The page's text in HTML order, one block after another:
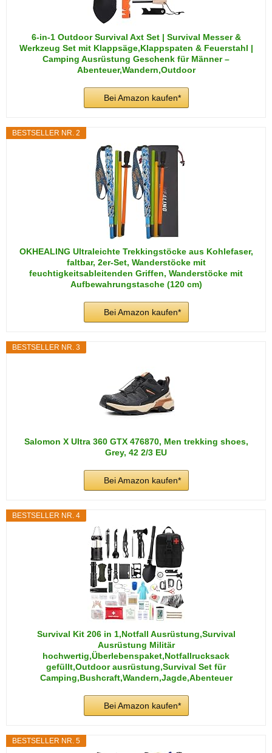
6-in-1 Outdoor Survival Axt Set | Survival Messer &
Werkzeug Set mit Klappsäge,Klappspaten & Feuerstahl |
Camping Ausrüstung Geschenk für Männer –
Abenteuer,Wandern,Outdoor
Bei Amazon kaufen*
BESTSELLER NR. 2
OKHEALING Ultraleichte Trekkingstöcke aus Kohlefaser,
faltbar, 2er-Set, Wanderstöcke mit
feuchtigkeitsableitenden Griffen, Wanderstöcke mit
Aufbewahrungstasche (120 cm)
Bei Amazon kaufen*
BESTSELLER NR. 3
Salomon X Ultra 360 GTX 476870, Men trekking shoes,
Grey, 42 2/3 EU
Bei Amazon kaufen*
BESTSELLER NR. 4
Survival Kit 206 in 1,Notfall Ausrüstung,Survival
Ausrüstung Militär
hochwertig,Überlebenspaket,Notfallrucksack
gefüllt,Outdoor ausrüstung,Survival Set für
Camping,Bushcraft,Wandern,Jagde,Abenteuer
Bei Amazon kaufen*
BESTSELLER NR. 5